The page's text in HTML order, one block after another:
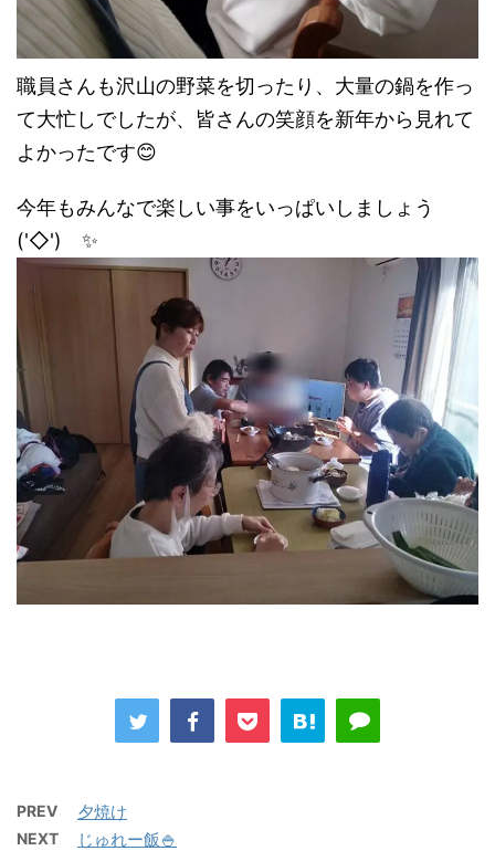
職員さんも沢山の野菜を切ったり、大量の鍋を作っ
て大忙しでしたが、皆さんの笑顔を新年から見れて
よかったです😊
今年もみんなで楽しい事をいっぱいしましょう
('◇')ゞ✨
PREV 夕焼け
NEXT じゅれー飯🍚